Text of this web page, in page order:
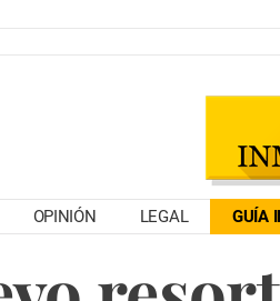
OPINIÓN LEGAL GUÍA